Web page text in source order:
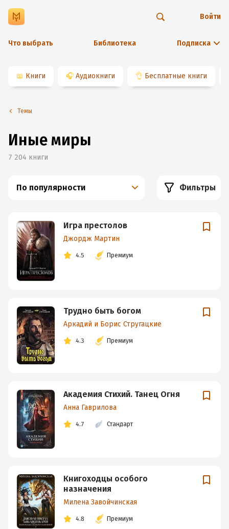
Что выбрать Библиотека Подписка
Войти
📖 Книги 🎧 Аудиокниги 👌 Бесплатные книги
Темы
Иные миры
7 204 книги
По популярности Фильтры
Игра престолов
Джордж Мартин
4.5 Премиум
Трудно быть богом
Аркадий и Борис Стругацкие
4.3 Премиум
Академия Стихий. Танец Огня
Анна Гаврилова
4.7 Стандарт
Книгоходцы особого
назначения
Милена Завойчинская
4.8 Премиум